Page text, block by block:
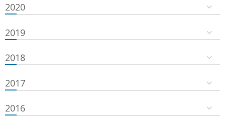
2020
2019
2018
2017
2016